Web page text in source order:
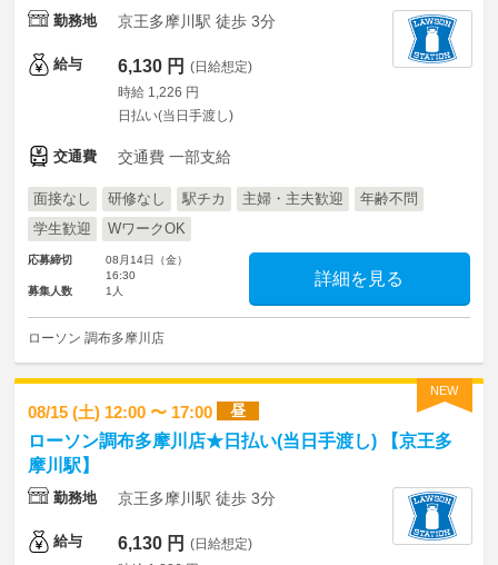
勤務地 京王多摩川駅 徒歩 3分
給与 6,130 円 (日給想定)
時給 1,226 円
日払い(当日手渡し)
交通費 交通費 一部支給
面接なし 研修なし 駅チカ 主婦・主夫歓迎
年齢不問
学生歓迎
WワークOK
応募締切
08月14日（金）
16:30
募集人数
1人
詳細を見る
ローソン 調布多摩川店
NEW
08/15 (土) 12:00 〜 17:00 昼
ローソン調布多摩川店★日払い(当日手渡し) 【京王多
摩川駅】
勤務地 京王多摩川駅 徒歩 3分
給与 6,130 円 (日給想定)